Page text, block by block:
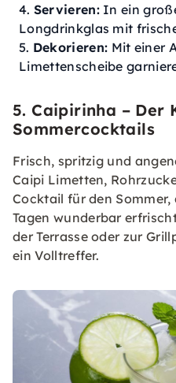
Servieren:In ein
Longdrinkglas mit
Dekorieren: Mit einer
Limettenscheibe
5. Caipirinha – Der
Sommercocktails
Frisch, spritzig und
Caipi Limetten,
Cocktail für den
Tagen wunderbar
der Terrasse oder zur
ein Volltreffer.